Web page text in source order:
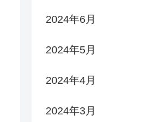
2024年6月
2024年5月
2024年4月
2024年3月